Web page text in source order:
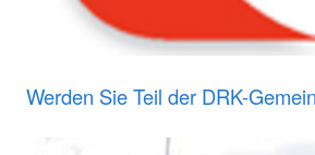
Werden Sie Teil der DRK-